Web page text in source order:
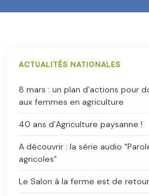
ACTUALITÉS NATIONALES
8 mars : un plan d’actions pour
aux femmes en agriculture
40 ans d’Agriculture paysanne !
A découvrir : la série audio
agricoles"
Le Salon à la ferme est de